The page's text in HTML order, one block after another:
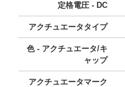
定格電圧 - DC
アクチュエータタイプ
色 - アクチュエータ/キ
ャップ
アクチュエータマーク